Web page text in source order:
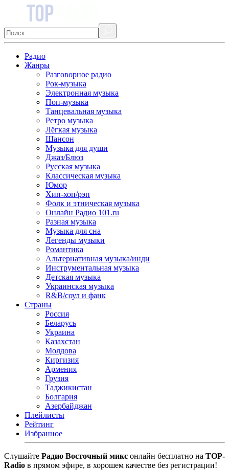
Радио
Жанры
Разговорное радио
Рок-музыка
Электронная музыка
Поп-музыка
Танцевальная музыка
Ретро музыка
Лёгкая музыка
Шансон
Музыка для души
Джаз/Блюз
Русская музыка
Классическая музыка
Юмор
Хип-хоп/рэп
Фолк и этническая музыка
Онлайн Радио 101.ru
Разная музыка
Музыка для сна
Легенды музыки
Романтика
Альтернативная музыка/инди
Инструментальная музыка
Детская музыка
Украинская музыка
R&B/cоул и фанк
Страны
Россия
Беларусь
Украина
Казахстан
Молдова
Киргизия
Армения
Грузия
Таджикистан
Болгария
Азербайджан
Плейлисты
Рейтинг
Избранное
Cлушайте Радио Восточный микс онлайн бесплатно на TOP-
Radio в прямом эфире, в хорошем качестве без регистрации!